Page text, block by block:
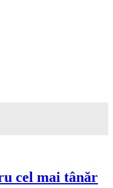
cel mai tânăr